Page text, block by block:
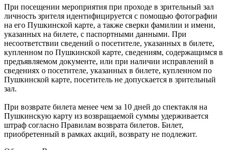
При посещении мероприятия при проходе в зрительный зал
личность зрителя идентифицируется с помощью фотографии
на его Пушкинской карте, а также сверки фамилии и имени,
указанных на билете, с паспортными данными. При
несоответствии сведений о посетителе, указанных в билете,
купленном по Пушкинской карте, сведениям, содержащимся в
предъявляемом документе, или при наличии исправлений в
сведениях о посетителе, указанных в билете, купленном по
Пушкинской карте, посетитель не допускается в зрительный
зал.
При возврате билета менее чем за 10 дней до спектакля на
Пушкинскую карту из возвращаемой суммы удерживается
штраф согласно Правилам возврата билетов. Билет,
приобретенный в рамках акций, возврату не подлежит.